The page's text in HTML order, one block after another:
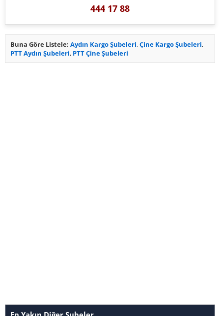
444 17 88
Buna Göre Listele: Aydın Kargo Şubeleri,Çine Kargo Şubeleri,
PTT Aydın Şubeleri, PTT Çine Şubeleri